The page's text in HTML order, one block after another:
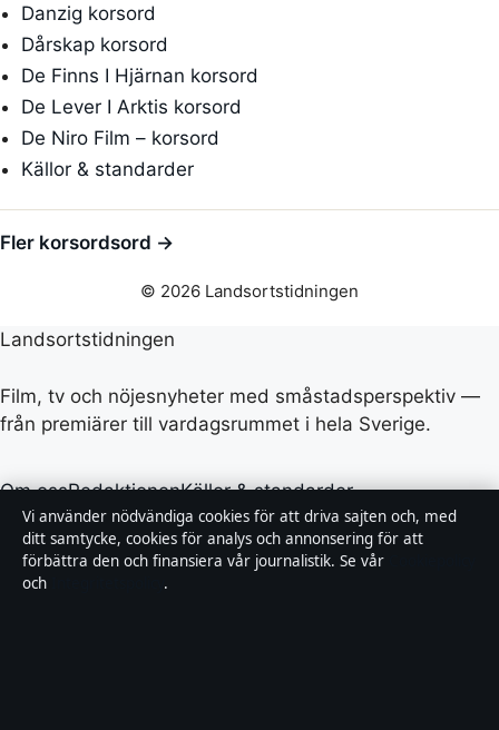
Danzig korsord
Dårskap korsord
De Finns I Hjärnan korsord
De Lever I Arktis korsord
De Niro Film – korsord
Källor & standarder
Fler korsordsord →
© 2026 Landsortstidningen
Landsortstidningen
Film, tv och nöjesnyheter med småstadsperspektiv —
från premiärer till vardagsrummet i hela Sverige.
Om ossRedaktionenKällor & standarder
Redaktionell policyRättelserÄgandeIntegritetKontakt
RSS
Vi använder nödvändiga cookies för att driva sajten och, med
ditt samtycke, cookies för analys och annonsering för att
förbättra den och finansiera vår journalistik. Se vår
och
.